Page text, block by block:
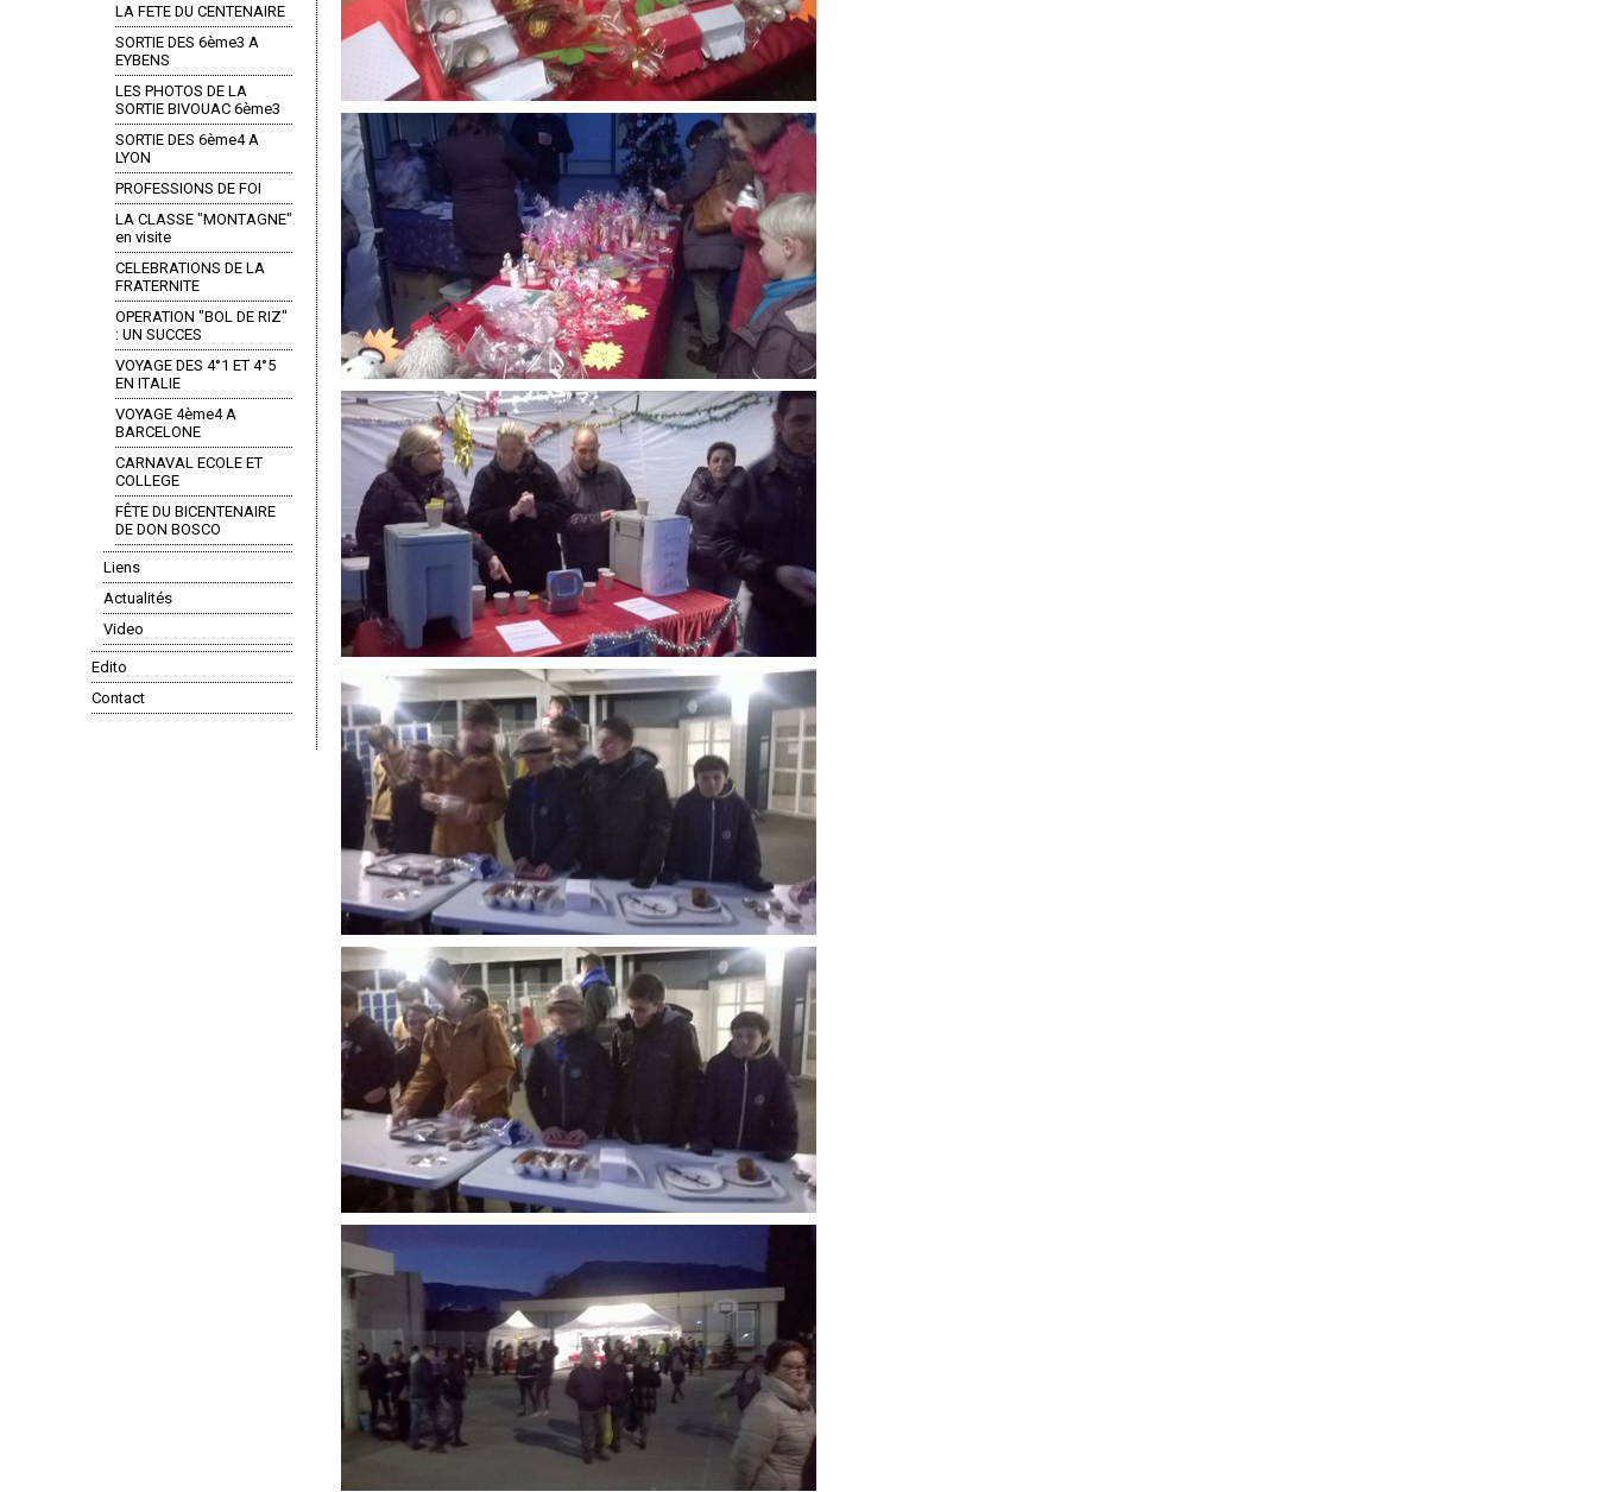
LA FETE DU CENTENAIRE
SORTIE DES 6ème3 A
EYBENS
LES PHOTOS DE LA
SORTIE BIVOUAC 6ème3
SORTIE DES 6ème4 A
LYON
PROFESSIONS DE FOI
LA CLASSE "MONTAGNE"
en visite
CELEBRATIONS DE LA
FRATERNITE
OPERATION "BOL DE RIZ"
: UN SUCCES
VOYAGE DES 4°1 ET 4°5
EN ITALIE
VOYAGE 4ème4 A
BARCELONE
CARNAVAL ECOLE ET
COLLEGE
FÊTE DU BICENTENAIRE
DE DON BOSCO
Liens
Actualités
Video
Edito
Contact